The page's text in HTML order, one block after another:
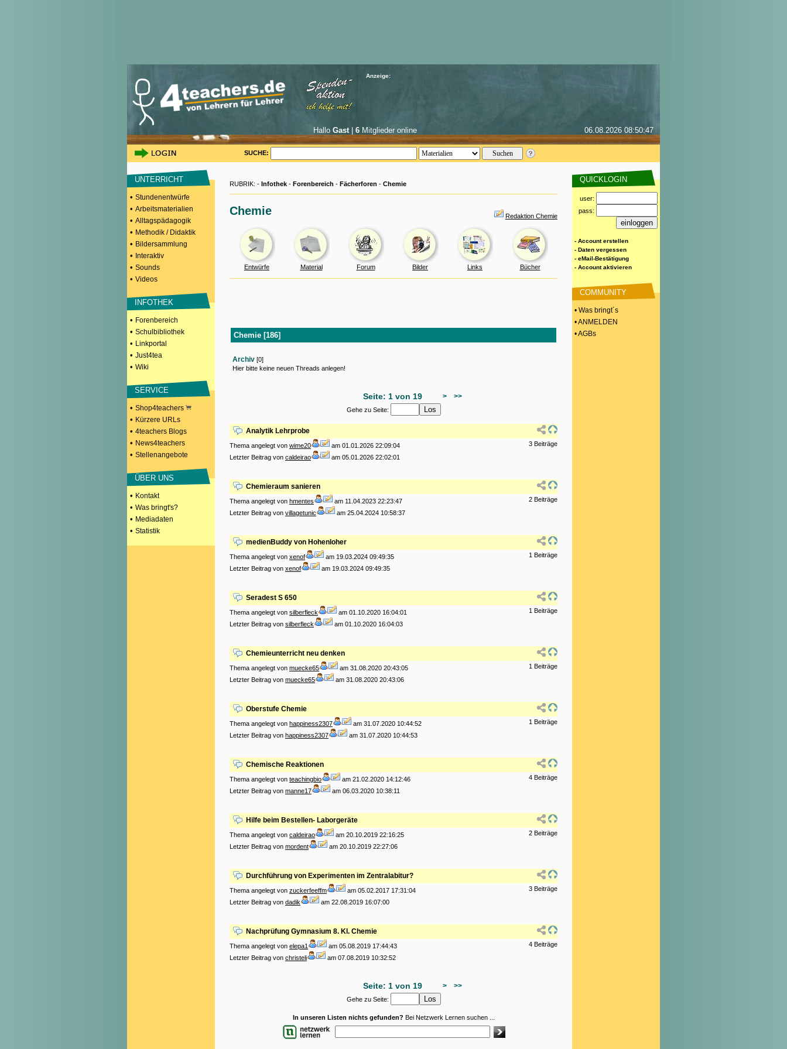
Anzeige:
Hallo Gast| 6Mitglieder online 06.08.2026 08:50:47
SUCHE:
UNTERRICHT
• Stundenentwürfe
• Arbeitsmaterialien
• Alltagspädagogik
• Methodik / Didaktik
• Bildersammlung
• Interaktiv
• Sounds
• Videos
INFOTHEK
• Forenbereich
• Schulbibliothek
• Linkportal
• Just4tea
• Wiki
SERVICE
• Shop4teachers
• Kürzere URLs
• 4teachers Blogs
• News4teachers
• Stellenangebote
ÜBER UNS
• Kontakt
• Was bringt's?
• Mediadaten
• Statistik
RUBRIK: - Infothek - Forenbereich - Fächerforen - Chemie
Chemie Redaktion Chemie
Entwürfe Material Forum Bilder Links Bücher
Chemie [186]
Archiv [0]
Hier bitte keine neuen Threads anlegen!
Seite: 1 von 19 > >>
Gehe zu Seite:
Analytik Lehrprobe
Thema angelegt von wime20 am 01.01.2026 22:09:04
3 Beiträge
Letzter Beitrag von caldeirao am 05.01.2026 22:02:01
Chemieraum sanieren
Thema angelegt von hmentes am 11.04.2023 22:23:47
2 Beiträge
Letzter Beitrag von villagetunic am 25.04.2024 10:58:37
medienBuddy von Hohenloher
Thema angelegt von xenof am 19.03.2024 09:49:35
1 Beiträge
Letzter Beitrag von xenof am 19.03.2024 09:49:35
Seradest S 650
Thema angelegt von silberfleck am 01.10.2020 16:04:01
1 Beiträge
Letzter Beitrag von silberfleck am 01.10.2020 16:04:03
Chemieunterricht neu denken
Thema angelegt von muecke65 am 31.08.2020 20:43:05
1 Beiträge
Letzter Beitrag von muecke65 am 31.08.2020 20:43:06
Oberstufe Chemie
Thema angelegt von happiness2307 am 31.07.2020 10:44:52
1 Beiträge
Letzter Beitrag von happiness2307 am 31.07.2020 10:44:53
Chemische Reaktionen
Thema angelegt von teachingbio am 21.02.2020 14:12:46
4 Beiträge
Letzter Beitrag von manne17 am 06.03.2020 10:38:11
Hilfe beim Bestellen- Laborgeräte
Thema angelegt von caldeirao am 20.10.2019 22:16:25
2 Beiträge
Letzter Beitrag von mordent am 20.10.2019 22:27:06
Durchführung von Experimenten im Zentralabitur?
Thema angelegt von zuckerfeeffm am 05.02.2017 17:31:04
3 Beiträge
Letzter Beitrag von dadik am 22.08.2019 16:07:00
Nachprüfung Gymnasium 8. Kl. Chemie
Thema angelegt von elepa1 am 05.08.2019 17:44:43
4 Beiträge
Letzter Beitrag von christeli am 07.08.2019 10:32:52
Seite: 1 von 19 > >>
Gehe zu Seite:
In unseren Listen nichts gefunden? Bei Netzwerk Lernen suchen ...
QUICKLOGIN
user:
pass:
- Account erstellen
- Daten vergessen
- eMail-Bestätigung
- Account aktivieren
COMMUNITY
• Was bringt´s
• ANMELDEN
• AGBs